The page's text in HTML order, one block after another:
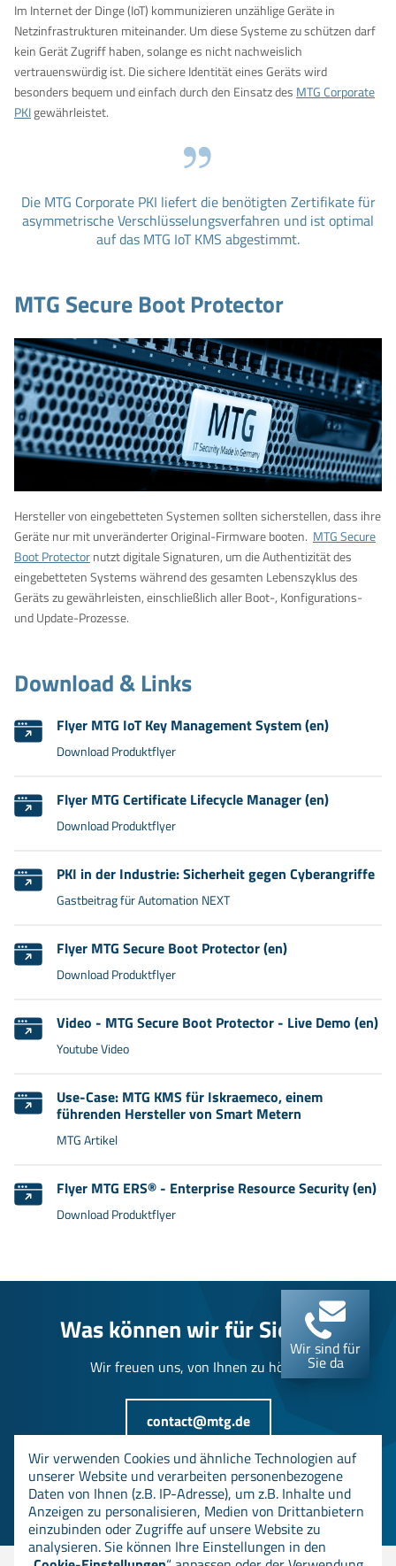
Wir sind für
Sie da
Im Internet der Dinge (IoT) kommunizieren unzählige Geräte in
Netzinfrastrukturen miteinander. Um diese Systeme zu schützen darf
kein Gerät Zugriff haben, solange es nicht nachweislich
vertrauenswürdig ist. Die sichere Identität eines Geräts wird
besonders bequem und einfach durch den Einsatz des MTG Corporate
PKIgewährleistet.
Die MTG Corporate PKI liefert die benötigten Zertifikate für
asymmetrische Verschlüsselungsverfahren und ist optimal
auf das MTG IoT KMS abgestimmt.
MTG Secure Boot Protector
Hersteller von eingebetteten Systemen sollten sicherstellen, dass ihre
Geräte nur mit unveränderter Original-Firmware booten. MTG Secure
Boot Protectornutzt digitale Signaturen, um die Authentizität des
eingebetteten Systems während des gesamten Lebenszyklus des
Geräts zu gewährleisten, einschließlich aller Boot-, Konfigurations-
und Update-Prozesse.
Download & Links
Flyer MTG IoT Key Management System (en)
Download Produktflyer
Flyer MTG Certificate Lifecycle Manager (en)
Download Produktflyer
PKI in der Industrie: Sicherheit gegen Cyberangriffe
Gastbeitrag für Automation NEXT
Flyer MTG Secure Boot Protector (en)
Download Produktflyer
Video - MTG Secure Boot Protector - Live Demo (en)
Youtube Video
Use-Case: MTG KMS für Iskraemeco, einem
führenden Hersteller von Smart Metern
MTG Artikel
Flyer MTG ERS® - Enterprise Resource Security (en)
Download Produktflyer
Was können wir für Sie tun?
Wir freuen uns, von Ihnen zu hören.
contact@mtg.de
+49 6151 8000-0
Wir verwenden Cookies und ähnliche Technologien auf
unserer Website und verarbeiten personenbezogene
Daten von Ihnen (z.B. IP-Adresse), um z.B. Inhalte und
Anzeigen zu personalisieren, Medien von Drittanbietern
einzubinden oder Zugriffe auf unsere Website zu
analysieren. Sie können Ihre Einstellungen in den